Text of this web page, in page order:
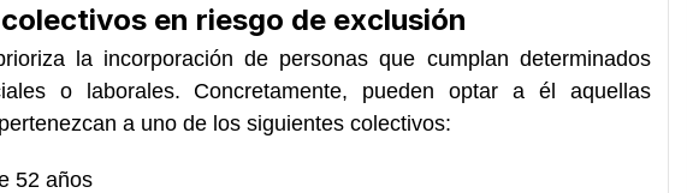
en riesgo de exclusión
la incorporación de personas que cumplan determinados
o laborales. Concretamente, pueden optar a él aquellas
a uno de los siguientes colectivos:
52 años